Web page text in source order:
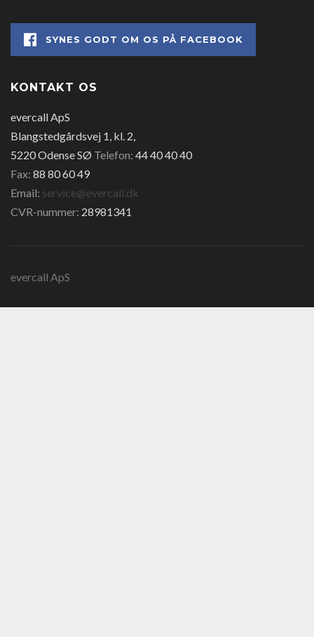
SYNES GODT OM OS PÅ FACEBOOK
KONTAKT OS
evercall ApS
Blangstedgårdsvej 1, kl. 2,
5220 Odense SØ Telefon: 44 40 40 40
Fax: 88 80 60 49
Email: service@evercall.dk
CVR-nummer: 28981341
evercall ApS